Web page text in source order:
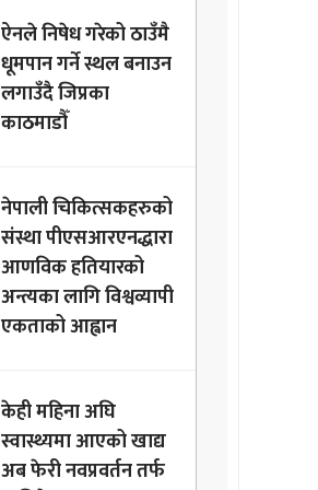
ऐनले निषेध गरेको ठाउँमै
धूमपान गर्ने स्थल बनाउन
लगाउँदै जिप्रका
काठमाडौँ
नेपाली चिकित्सकहरुको
संस्था पीएसआरएनद्धारा
आणविक हतियारको
अन्त्यका लागि विश्वव्यापी
एकताको आह्वान
केही महिना अघि
स्वास्थ्यमा आएको खाद्य
अब फेरी नवप्रवर्तन तर्फ